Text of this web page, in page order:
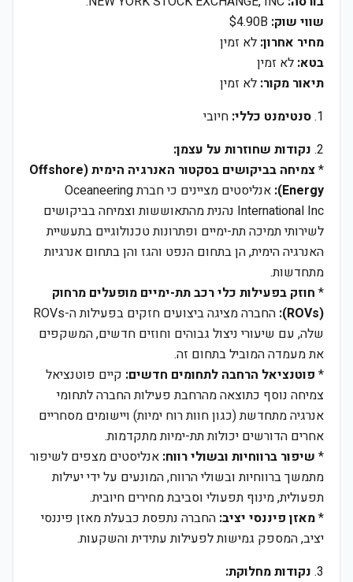
שווי שוק:
מחיר אחרון: לא זמין
בטא: לא זמין
תיאור מקור: לא זמין
1. סנטימנט כללי: חיובי
2. נקודות שחוזרות על עצמן:
*
צמיחה בביקושים בסקטור האנרגיה הימית (Offshore
Energy):
אנליסטים מציינים כי חברת Oceaneering
International Inc נהנית מהתאוששות וצמיחה בביקושים
לשירותי תמיכה תת-ימיים ופתרונות טכנולוגיים בתעשיית
האנרגיה הימית, הן בתחום הנפט והגז והן בתחום אנרגיות
מתחדשות.
* חוזק בפעילות כלי רכב תת-ימיים מופעלים מרחוק
(ROVs):
החברה מציגה ביצועים חזקים בפעילות ה-ROVs
שלה, עם שיעורי ניצול גבוהים וחוזים חדשים, המשקפים
את מעמדה המוביל בתחום זה.
* פוטנציאל הרחבה לתחומים חדשים: קיים פוטנציאל
צמיחה נוסף כתוצאה מהרחבת פעילות החברה לתחומי
אנרגיה מתחדשת (כגון חוות רוח ימיות) ויישומים מסחריים
אחרים הדורשים יכולות תת-ימיות מתקדמות.
* שיפור ברווחיות ובשולי רווח: אנליסטים מצפים לשיפור
מתמשך ברווחיות ובשולי הרווח, המונעים על ידי יעילות
תפעולית, מינוף תפעולי וסביבת מחירים חיובית.
*מאזן פיננסי יציב: החברה נתפסת כבעלת מאזן פיננסי
יציב, המספק גמישות לפעילות עתידית והשקעות.
3. נקודות מחלוקת: